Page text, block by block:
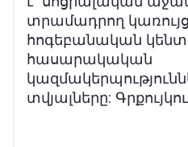
տրամադրող
հոգեբանական
հասարակական
տվյալները: